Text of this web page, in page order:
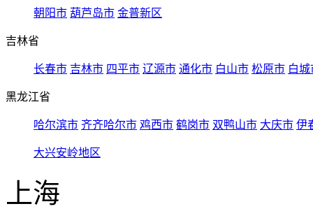
朝阳市 葫芦岛市 金普新区
吉林省
长春市 吉林市 四平市 辽源市 通化市 白山市 松原市 白城
黑龙江省
哈尔滨市 齐齐哈尔市 鸡西市 鹤岗市 双鸭山市 大庆市 伊
大兴安岭地区
上海